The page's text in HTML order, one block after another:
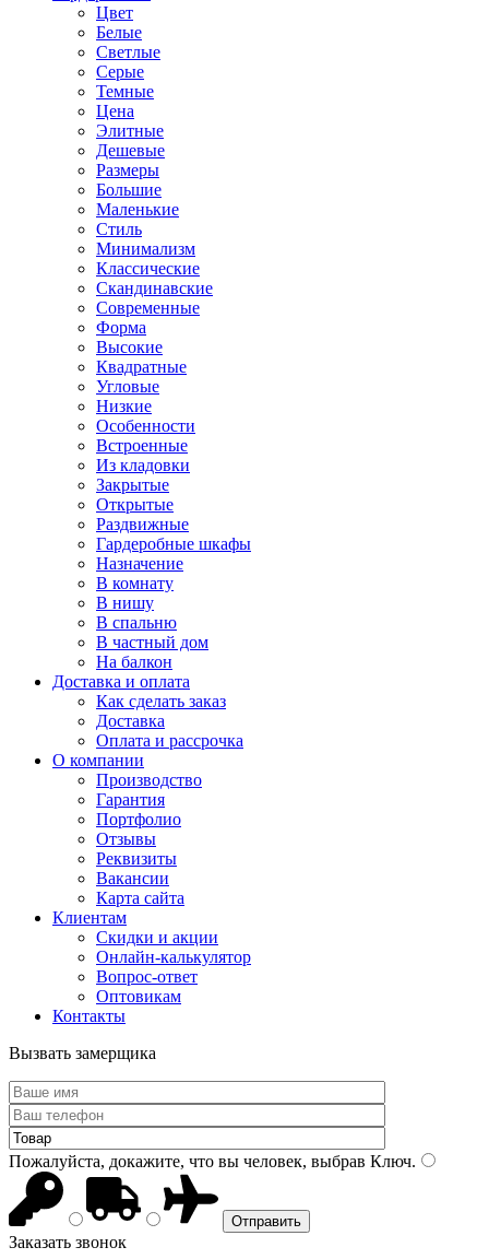
Цвет
Белые
Светлые
Серые
Темные
Цена
Элитные
Дешевые
Размеры
Большие
Маленькие
Стиль
Минимализм
Классические
Скандинавские
Современные
Форма
Высокие
Квадратные
Угловые
Низкие
Особенности
Встроенные
Из кладовки
Закрытые
Открытые
Раздвижные
Гардеробные шкафы
Назначение
В комнату
В нишу
В спальню
В частный дом
На балкон
Доставка и оплата
Как сделать заказ
Доставка
Оплата и рассрочка
О компании
Производство
Гарантия
Портфолио
Отзывы
Реквизиты
Вакансии
Карта сайта
Клиентам
Скидки и акции
Онлайн-калькулятор
Вопрос-ответ
Оптовикам
Контакты
Вызвать замерщика
Пожалуйста, докажите, что вы человек, выбрав Ключ.
Заказать звонок